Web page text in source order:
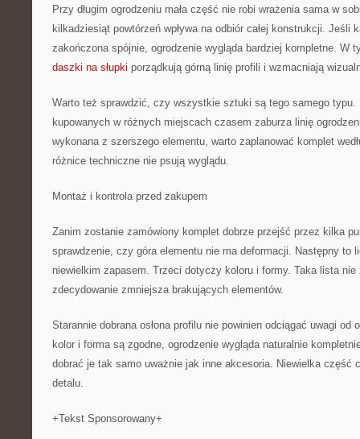
Przy długim ogrodzeniu mała część nie robi wrażenia sama w
kilkadziesiąt powtórzeń wpływa na odbiór całej konstrukcji. Jeśli
zakończona spójnie, ogrodzenie wygląda bardziej kompletne. W
daszki na słupki porządkują górną linię profili i wzmacniają
Warto też sprawdzić, czy wszystkie sztuki są tego samego typu.
kupowanych w różnych miejscach czasem zaburza linię
wykonana z szerszego elementu, warto zaplanować komplet
różnice techniczne nie psują wyglądu.
Montaż i kontrola przed zakupem
Zanim zostanie zamówiony komplet dobrze przejść przez kilka
sprawdzenie, czy góra elementu nie ma deformacji. Następny to
niewielkim zapasem. Trzeci dotyczy koloru i formy. Taka lista
zdecydowanie zmniejsza brakujących elementów.
Starannie dobrana osłona profilu nie powinien odciągać uwagi od
kolor i forma są zgodne, ogrodzenie wygląda naturalnie
dobrać je tak samo uważnie jak inne akcesoria. Niewielka część
detalu.
+Tekst Sponsorowany+